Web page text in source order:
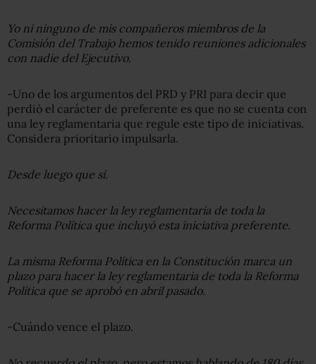
Yo ni ninguno de mis compañeros miembros de la
Comisión del Trabajo hemos tenido reuniones adicionales
con nadie del Ejecutivo.
-Uno de los argumentos del PRD y PRI para decir que
perdió el carácter de preferente es que no se cuenta con
una ley reglamentaria que regule este tipo de iniciativas.
Considera prioritario impulsarla.
Desde luego que sí.
Necesitamos hacer la ley reglamentaria de toda la
Reforma Política que incluyó esta iniciativa preferente.
La misma Reforma Política en la Constitución marca un
plazo para hacer la ley reglamentaria de toda la Reforma
Política que se aprobó en abril pasado.
-Cuándo vence el plazo.